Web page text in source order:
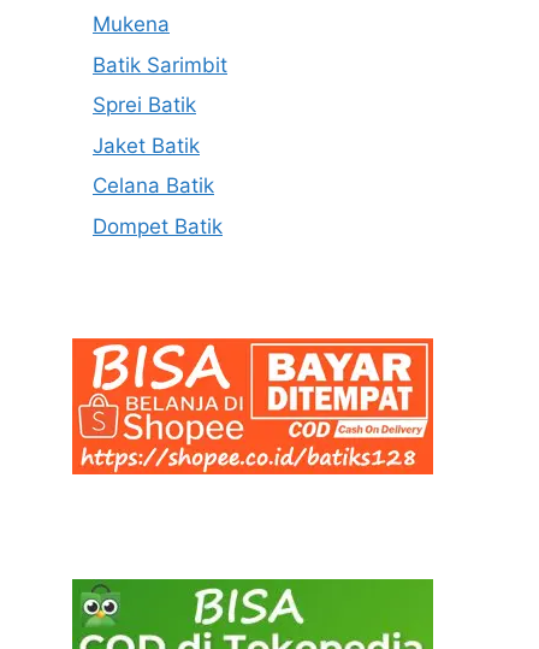
Mukena
Batik Sarimbit
Sprei Batik
Jaket Batik
Celana Batik
Dompet Batik